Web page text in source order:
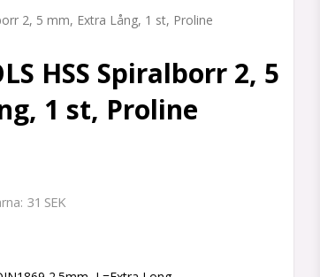
2, 5 mm, Extra Lång, 1 st, Proline
HSS Spiralborr 2, 5
1 st, Proline
31 SEK